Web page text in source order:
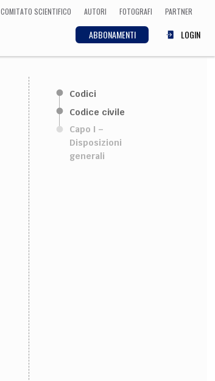
COMITATO SCIENTIFICO AUTORI FOTOGRAFI PARTNER
ABBONAMENTI LOGIN
Matematica, Fisica,
Biologia, Cifrematica,
Codici
Codice civile
Capo I –
Disposizioni
generali